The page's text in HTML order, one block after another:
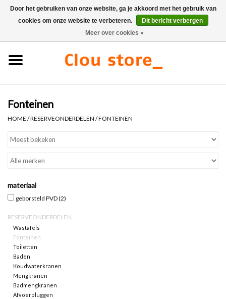
0 Artikelen - €0,00
Fonteinsets
Toiletten
Kranen & afvoeren
Meubels
Spiegels
Badkamer accessoires
Fonteinen
HOME /RESERVEONDERDELEN /FONTEINEN
materiaal
geborsteld PVD(2)
RESERVEONDERDELEN
Wastafels
Fonteinen
Toiletten
Baden
Koudwaterkranen
Mengkranen
Badmengkranen
Afvoerpluggen
Door het gebruiken van onze website, ga je akkoord met het gebruik van
cookies om onze website te verbeteren.
Dit bericht verbergen
Meer over cookies »